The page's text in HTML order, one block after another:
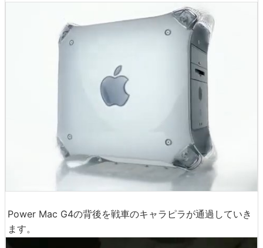
Power Mac G4の背後を戦車のキャラピラが通過していき
ます。